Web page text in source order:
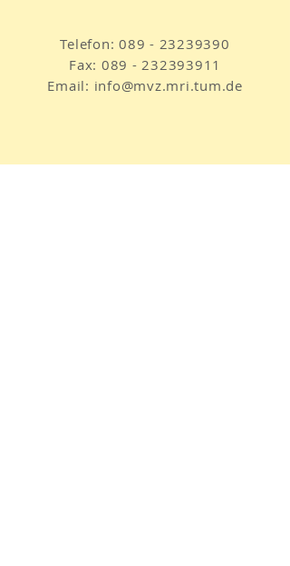
Telefon:089 - 23239390
Fax: 089 - 232393911
Email: info@mvz.mri.tum.de